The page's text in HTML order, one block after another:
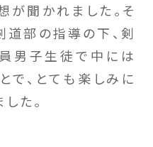
が聞かれました。そ
道部の指導の下、剣
男子生徒で中には
で、とても楽しみに
た。